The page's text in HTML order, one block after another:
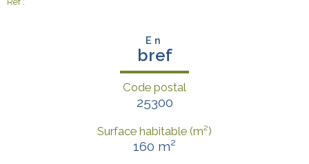
En
bref
Code postal
25300
Surface habitable (m²)
160 m²